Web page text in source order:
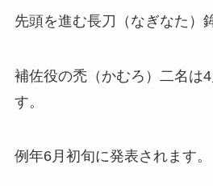
先頭を進む長刀（なぎなた）
補佐役の禿（かむろ）二名は
す。
例年6月初旬に発表されます。